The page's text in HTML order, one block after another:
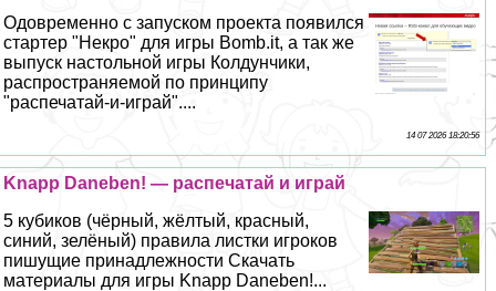
Одовременно с запуском проекта появился
стартер "Некро" для игры Bomb.it, а так же
выпуск настольной игры Колдунчики,
распространяемой по принципу
"распечатай-и-играй"....
14 07 2026 18:20:56
Knapp Daneben! — распечатай и играй
5 кубиков (чёрный, жёлтый, красный,
синий, зелёный) правила листки игроков
пишущие принадлежности Скачать
материалы для игры Knapp Daneben!...